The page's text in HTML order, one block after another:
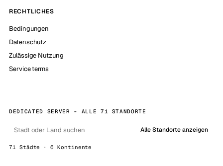
RECHTLICHES
Bedingungen
Datenschutz
Zulässige Nutzung
Service terms
DEDICATED SERVER - ALLE 71 STANDORTE
Alle Standorte anzeigen
71 Städte · 6 Kontinente